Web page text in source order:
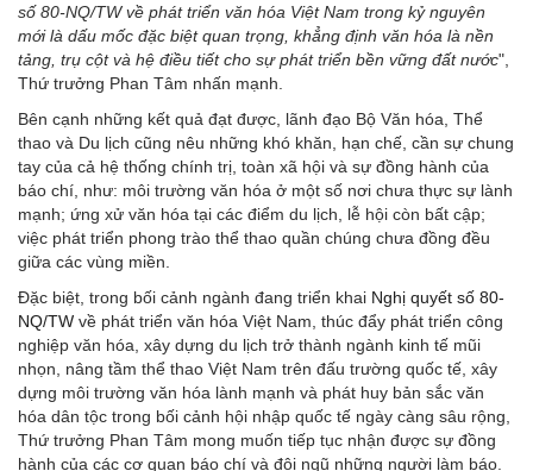
số 80-NQ/TW về phát triển văn hóa Việt Nam trong kỷ nguyên
mới là dấu mốc đặc biệt quan trọng, khẳng định văn hóa là nền
tảng, trụ cột và hệ điều tiết cho sự phát triển bền vững đất nước",
Thứ trưởng Phan Tâm nhấn mạnh.
Bên cạnh những kết quả đạt được, lãnh đạo Bộ Văn hóa, Thể
thao và Du lịch cũng nêu những khó khăn, hạn chế, cần sự chung
tay của cả hệ thống chính trị, toàn xã hội và sự đồng hành của
báo chí, như: môi trường văn hóa ở một số nơi chưa thực sự lành
mạnh; ứng xử văn hóa tại các điểm du lịch, lễ hội còn bất cập;
việc phát triển phong trào thể thao quần chúng chưa đồng đều
giữa các vùng miền.
Đặc biệt, trong bối cảnh ngành đang triển khai Nghị quyết số 80-
NQ/TW về phát triển văn hóa Việt Nam, thúc đẩy phát triển công
nghiệp văn hóa, xây dựng du lịch trở thành ngành kinh tế mũi
nhọn, nâng tầm thể thao Việt Nam trên đấu trường quốc tế, xây
dựng môi trường văn hóa lành mạnh và phát huy bản sắc văn
hóa dân tộc trong bối cảnh hội nhập quốc tế ngày càng sâu rộng,
Thứ trưởng Phan Tâm mong muốn tiếp tục nhận được sự đồng
hành của các cơ quan báo chí và đội ngũ những người làm báo.